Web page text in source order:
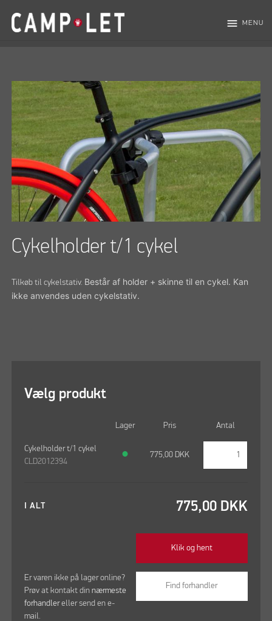
menu MENU
Cykelholder t/1 cykel
Tilkøb til cykelstativ. Består af holder + skinne til en cykel. Kan
ikke anvendes uden cykelstativ.
Vælg produkt
Lager Pris Antal
Cykelholder t/1 cykel
CLD2012394
● 775,00 DKK
I ALT 775,00 DKK
Klik og hent
Er varen ikke på lager online?
Prøv at kontakt dinnærmeste
forhandlereller send en e-
mail.
Find forhandler